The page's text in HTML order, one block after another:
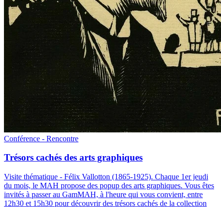
Conférence - Rencontre
Trésors cachés des arts graphiques
Visite thématique - Félix Vallotton (1865-1925). Chaque 1er jeudi
du mois, le MAH propose des popup des arts graphiques. Vous êtes
invités à passer au GamMAH, à l'heure qui vous convient, entre
12h30 et 15h30 pour découvrir des trésors cachés de la collection